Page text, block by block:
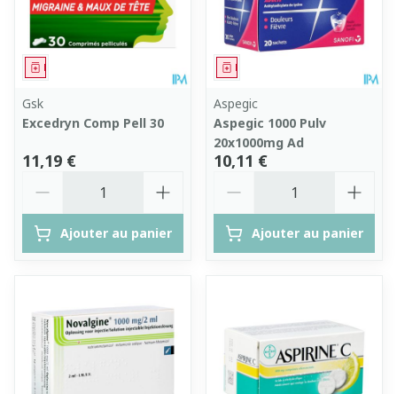
Médicament
Gsk
Excedryn Comp Pell 30
11,19 €
Ajouter au panier
Médicament
Aspegic
Aspegic 1000 Pulv
20x1000mg Ad
10,11 €
Ajouter au panier